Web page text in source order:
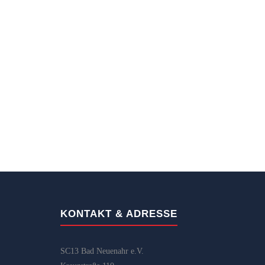
KONTAKT & ADRESSE
SC13 Bad Neuenahr e.V.